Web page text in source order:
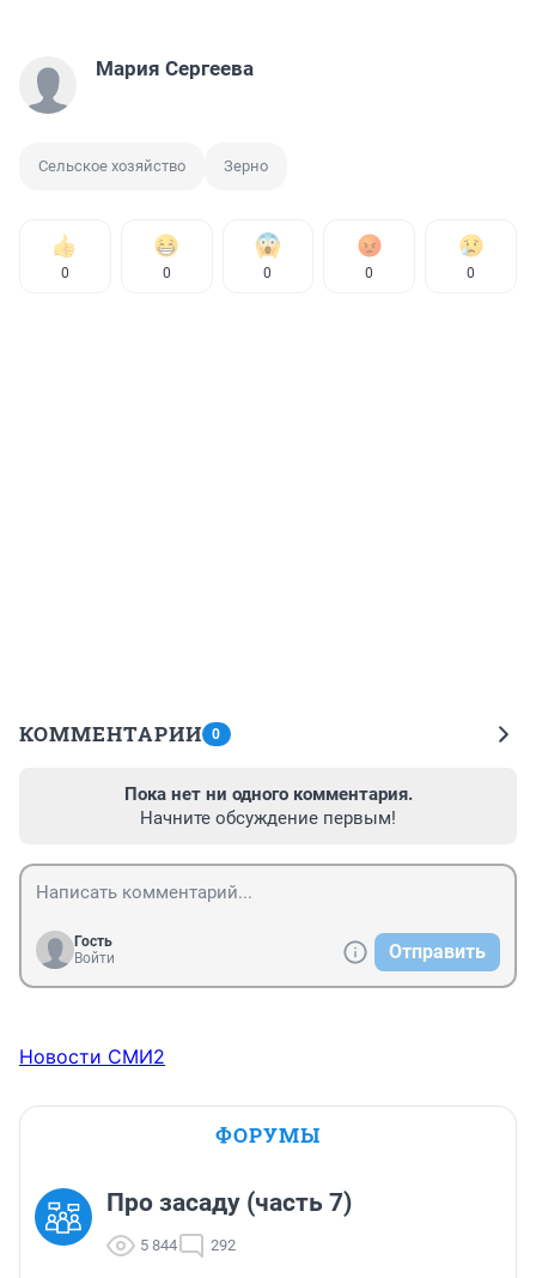
Мария Сергеева
Сельское хозяйство Зерно
0 0 0 0 0
КОММЕНТАРИИ 0
Пока нет ни одного комментария.
Начните обсуждение первым!
Гость
Войти
Отправить
Новости СМИ2
ФОРУМЫ
Про засаду (часть 7)
5 844 292